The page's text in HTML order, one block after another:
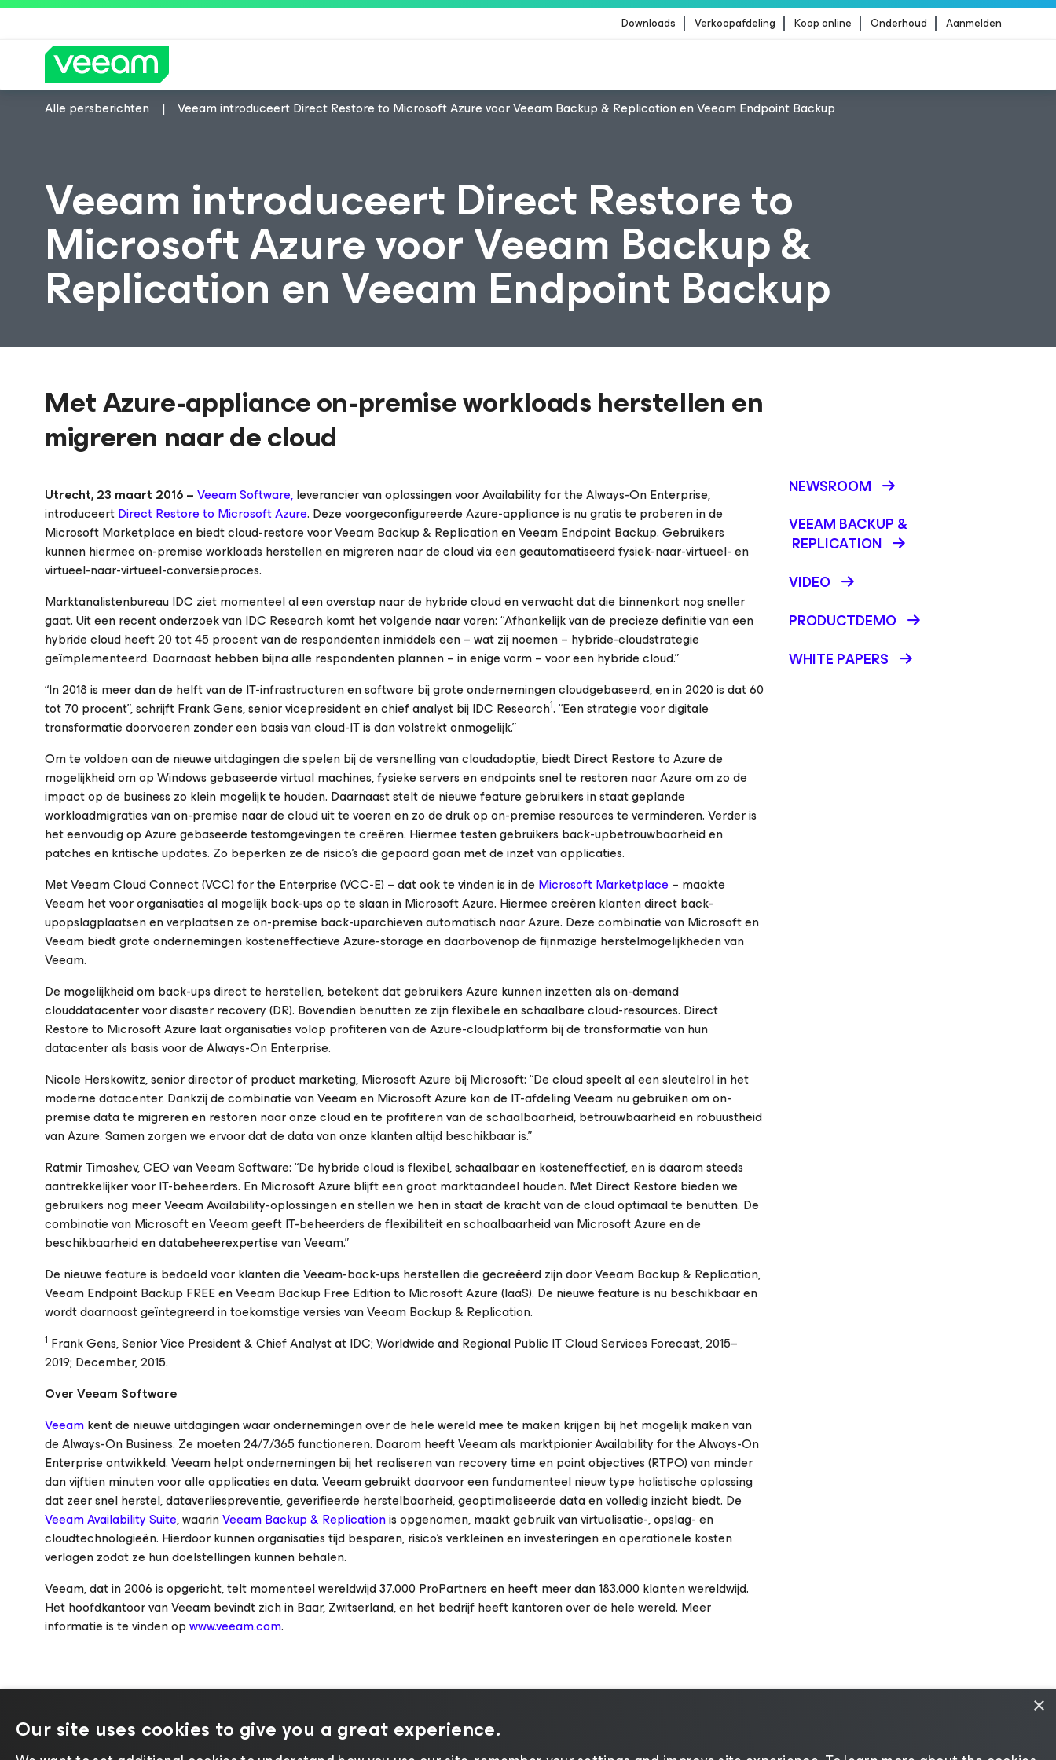
Downloads Verkoopafdeling Koop online Onderhoud Aanmelden
Alle persberichten Veeam introduceert Direct Restore to Microsoft Azure voor Veeam Backup & Replication en Veeam Endpoint Backup
Veeam introduceert Direct Restore to
Microsoft Azure voor Veeam Backup &
Replication en Veeam Endpoint Backup
Met Azure-appliance on-premise workloads herstellen en
migreren naar de cloud
Utrecht, 23 maart 2016 –Veeam Software,leverancier van oplossingen voorAvailability for the Always-On Enterprise,
introduceertDirect Restore to Microsoft Azure. Deze voorgeconfigureerde Azure-appliance is nu gratis te proberen in de
Microsoft Marketplace en biedt cloud-restore voor Veeam Backup & Replication en Veeam Endpoint Backup. Gebruikers
kunnen hiermee on-premise workloads herstellen en migreren naar de cloud via een geautomatiseerd fysiek-naar-virtueel- en
virtueel-naar-virtueel-conversieproces.
Marktanalistenbureau IDC ziet momenteel al een overstap naar de hybride cloud en verwacht dat die binnenkort nog sneller
gaat. Uit een recent onderzoek van IDC Research komt het volgende naar voren: “Afhankelijk van de precieze definitie van een
hybride cloud heeft 20 tot 45 procent van de respondenten inmiddels een – wat zij noemen – hybride-cloudstrategie
geïmplementeerd. Daarnaast hebben bijna alle respondenten plannen – in enige vorm – voor een hybride cloud.”
“In 2018 is meer dan de helft van de IT-infrastructuren en software bij grote ondernemingen cloudgebaseerd, en in 2020 is dat 60
tot 70 procent”, schrijft Frank Gens, senior vicepresident en chief analyst bij IDC Research1. “Een strategie voor digitale
transformatie doorvoeren zonder een basis van cloud-IT is dan volstrekt onmogelijk.”
Om te voldoen aan de nieuwe uitdagingen die spelen bij de versnelling van cloudadoptie, biedt Direct Restore to Azure de
mogelijkheid om op Windows gebaseerde virtual machines, fysieke servers en endpoints snel te restoren naar Azure om zo de
impact op de business zo klein mogelijk te houden. Daarnaast stelt de nieuwe feature gebruikers in staat geplande
workloadmigraties van on-premise naar de cloud uit te voeren en zo de druk op on-premise resources te verminderen. Verder is
het eenvoudig op Azure gebaseerde testomgevingen te creëren. Hiermee testen gebruikers back-upbetrouwbaarheid en
patches en kritische updates. Zo beperken ze de risico’s die gepaard gaan met de inzet van applicaties.
Met Veeam Cloud Connect (VCC) for the Enterprise (VCC-E) – dat ook te vinden is in de Microsoft Marketplace– maakte
Veeam het voor organisaties al mogelijk back-ups op te slaan in Microsoft Azure. Hiermee creëren klanten direct back-
upopslagplaatsen en verplaatsen ze on-premise back-uparchieven automatisch naar Azure. Deze combinatie van Microsoft en
Veeam biedt grote ondernemingen kosteneffectieve Azure-storage en daarbovenop de fijnmazige herstelmogelijkheden van
Veeam.
De mogelijkheid om back-ups direct te herstellen, betekent dat gebruikers Azure kunnen inzetten als on-demand
clouddatacenter voor disaster recovery (DR). Bovendien benutten ze zijn flexibele en schaalbare cloud-resources. Direct
Restore to Microsoft Azure laat organisaties volop profiteren van de Azure-cloudplatform bij de transformatie van hun
datacenter als basis voor de Always-On Enterprise.
Nicole Herskowitz, senior director of product marketing, Microsoft Azure bij Microsoft: “De cloud speelt al een sleutelrol in het
moderne datacenter. Dankzij de combinatie van Veeam en Microsoft Azure kan de IT-afdeling Veeam nu gebruiken om on-
premise data te migreren en restoren naar onze cloud en te profiteren van de schaalbaarheid, betrouwbaarheid en robuustheid
van Azure. Samen zorgen we ervoor dat de data van onze klanten altijd beschikbaar is.”
Ratmir Timashev, CEO van Veeam Software: “De hybride cloud is flexibel, schaalbaar en kosteneffectief, en is daarom steeds
aantrekkelijker voor IT-beheerders. En Microsoft Azure blijft een groot marktaandeel houden. Met Direct Restore bieden we
gebruikers nog meer Veeam Availability-oplossingen en stellen we hen in staat de kracht van de cloud optimaal te benutten. De
combinatie van Microsoft en Veeam geeft IT-beheerders de flexibiliteit en schaalbaarheid van Microsoft Azure en de
beschikbaarheid en databeheerexpertise van Veeam.”
De nieuwe feature is bedoeld voor klanten die Veeam-back-ups herstellen die gecreëerd zijn door Veeam Backup & Replication,
Veeam Endpoint Backup FREE en Veeam Backup Free Edition to Microsoft Azure (IaaS). De nieuwe feature is nu beschikbaar en
wordt daarnaast geïntegreerd in toekomstige versies van Veeam Backup & Replication.
1 Frank Gens, Senior Vice President & Chief Analyst at IDC;Worldwide and Regional Public IT Cloud Services Forecast, 2015–
2019; December, 2015.
Over Veeam Software
Veeamkent de nieuwe uitdagingen waar ondernemingen over de hele wereld mee te maken krijgen bij het mogelijk maken van
de Always-On Business. Ze moeten 24/7/365 functioneren. Daarom heeft Veeam als marktpionierAvailability for the Always-On
Enterpriseontwikkeld. Veeam helpt ondernemingen bij het realiseren van recovery time en point objectives (RTPO) van minder
dan vijftien minuten voor alle applicaties en data. Veeam gebruikt daarvoor een fundamenteel nieuw type holistische oplossing
dat zeer snel herstel, dataverliespreventie, geverifieerde herstelbaarheid, geoptimaliseerde data en volledig inzicht biedt. De
Veeam Availability Suite, waarinVeeam Backup & Replicationis opgenomen, maakt gebruik van virtualisatie-, opslag- en
cloudtechnologieën. Hierdoor kunnen organisaties tijd besparen, risico's verkleinen en investeringen en operationele kosten
verlagen zodat ze hun doelstellingen kunnen behalen.
Veeam, dat in 2006 is opgericht, telt momenteel wereldwijd 37.000 ProPartners en heeft meer dan 183.000 klanten wereldwijd.
Het hoofdkantoor van Veeam bevindt zich in Baar, Zwitserland, en het bedrijf heeft kantoren over de hele wereld. Meer
informatie is te vinden opwww.veeam.com.
NEWSROOM
VEEAM BACKUP &
REPLICATION
VIDEO
PRODUCTDEMO
WHITE PAPERS
×
Our site uses cookies to give you a great experience.